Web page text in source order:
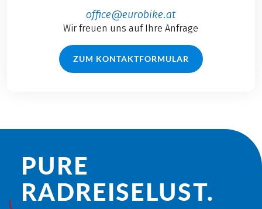
office@eurobike.at
Wir freuen uns auf Ihre Anfrage
ZUM KONTAKTFORMULAR
PURE
RADREISE­LUST.